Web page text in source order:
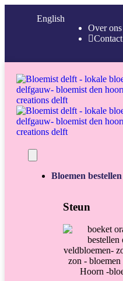
English
Over ons
Contact
Bloemen bestellen
Steun